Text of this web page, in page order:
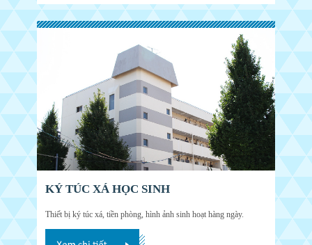
KÝ TÚC XÁ HỌC SINH
Thiết bị ký túc xá, tiền phòng, hình ảnh sinh hoạt hàng ngày.